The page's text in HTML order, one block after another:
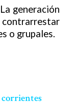
generación
contrarrestar
o grupales.